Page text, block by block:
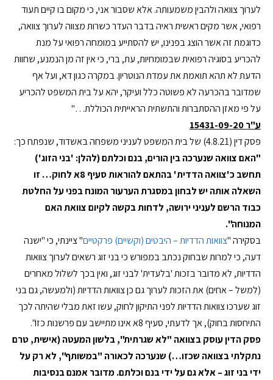
לערוך צוואה ולהבין משמעותה. אלא שסבור אני, כי מקום בו קיים תעוד
רפואי, אשר מקים ראשית ראיה בדבר העדר כשרות מצווה לערוך צוואה,
כדוגמת זה אשר הוצג בפנינו, יש להסתייע במומחה רפואי על מנת
להכריע בסוגיה רפואית שבמומחיות, עת, ברי, כי אין זה מן הנמנע, שחוות
הדעת לא תהא תואמת את עמדת הנוטריון. במקרה כגון דא, ועל אף
שמדובר בהכרעה לא פשוטה כלל ועיקר, יהא על בית המשפט להכריע
על פי מאזן ההסתברות והתשתית הראייתית הכוללת…"
ע"ר 15431-09-20
פסק דין (4.8.21) של בית המשפט לעניני משפחה באשדוד, שנפתח כך:
"האםצוואה שנערכה בין הורים, בנם וכלתם (להלן: 'בני הזוג')
תחשב כ'צוואה הדדית' בהתאם להוראות סעיף 8א לחוק… זו
השאלה אותה יש לבחון במסגרתהערעור המונח בפני על החלטת
כבוד הרשם לעניני ירושה, לדחות בקשה לקיום צוואת האם
המנוחה".
בסקירה "צוואות הדדיות – היבטים (וקשיים) פרקטיים" ציינתי, כי "ישנה
דעה, כי למרות שבחוק נכתב במפורש כי בני זוג רשאים לערוך צוואות
הדדיות, לא מדובר בזכות 'בלעדית' לבני זוג, ואין בכך לשלול מאחרים
(למשל – אחים) את הזכות לערוך גם כן צוואות הדדיות (ולמעשה, גם בני
זוג שערכו צוואות הדדיות לפני התיקון לחוק, עשו זאת מבלי שהיתה לכך
התיחסות בחוק), אך לדעתי, סעיף 8א אינו מתיישב עם פרשנות כזו".
פסק הדין עוסק בצוואה "לא שגרתית", בלשון המעטה (אישית, טרם
נתקלתי בצוואה שכזו…) שנערכה לכאורה "במשותף", לא רק על
ידי בני זוג – אלא גם על ידי בנם וכלתם. מדובר אמנם בנסיבות